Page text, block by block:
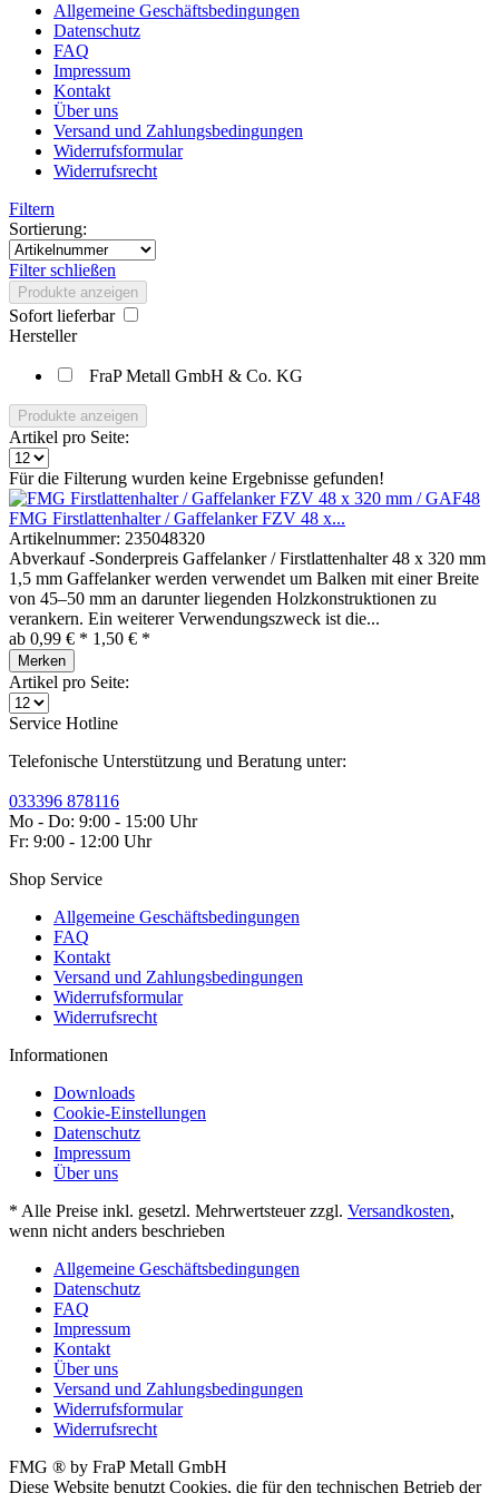
Allgemeine Geschäftsbedingungen
Datenschutz
FAQ
Impressum
Kontakt
Über uns
Versand und Zahlungsbedingungen
Widerrufsformular
Widerrufsrecht
Filtern
Sortierung:
Filter schließen
Produkte anzeigen
Sofort lieferbar
Hersteller
FraP Metall GmbH & Co. KG
Produkte anzeigen
Artikel pro Seite:
Für die Filterung wurden keine Ergebnisse gefunden!
FMG Firstlattenhalter / Gaffelanker FZV 48 x...
Artikelnummer: 235048320
Abverkauf -Sonderpreis Gaffelanker / Firstlattenhalter 48 x 320 mm
1,5 mm Gaffelanker werden verwendet um Balken mit einer Breite
von 45–50 mm an darunter liegenden Holzkonstruktionen zu
verankern. Ein weiterer Verwendungszweck ist die...
ab 0,99 € * 1,50 € *
Merken
Artikel pro Seite:
Service Hotline
Telefonische Unterstützung und Beratung unter:
033396 878116
Mo - Do: 9:00 - 15:00 Uhr
Fr: 9:00 - 12:00 Uhr
Shop Service
Allgemeine Geschäftsbedingungen
FAQ
Kontakt
Versand und Zahlungsbedingungen
Widerrufsformular
Widerrufsrecht
Informationen
Downloads
Cookie-Einstellungen
Datenschutz
Impressum
Über uns
* Alle Preise inkl. gesetzl. Mehrwertsteuer zzgl. Versandkosten,
wenn nicht anders beschrieben
Allgemeine Geschäftsbedingungen
Datenschutz
FAQ
Impressum
Kontakt
Über uns
Versand und Zahlungsbedingungen
Widerrufsformular
Widerrufsrecht
FMG ® by FraP Metall GmbH
Diese Website benutzt Cookies, die für den technischen Betrieb der